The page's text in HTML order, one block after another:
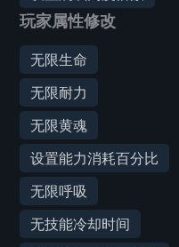
玩家属性修改
无限生命
无限耐力
无限黄魂
设置能力消耗百分比
无限呼吸
无技能冷却时间